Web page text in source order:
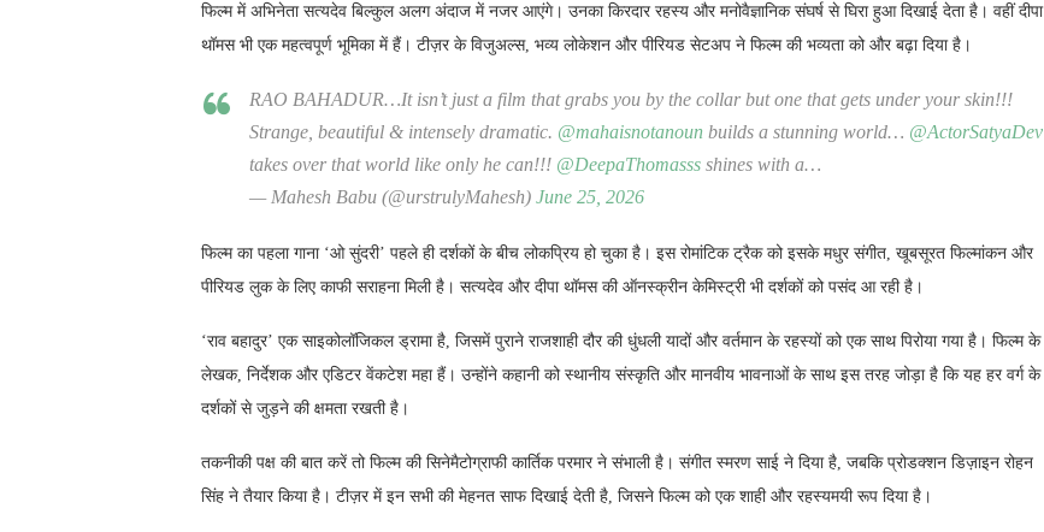
फिल्म में अभिनेता सत्यदेव बिल्कुल अलग अंदाज में नजर आएंगे। उनका किरदार रहस्य और मनोवैज्ञानिक संघर्ष से घिरा हुआ दिखाई देता है। वहीं दीपा
थॉमस भी एक महत्वपूर्ण भूमिका में हैं। टीज़र के विजुअल्स, भव्य लोकेशन और पीरियड सेटअप ने फिल्म की भव्यता को और बढ़ा दिया है।
RAO BAHADUR…It isn’t just a film that grabs you by the collar but one that gets under your skin!!!
Strange, beautiful & intensely dramatic. @mahaisnotanoun builds a stunning world… @ActorSatyaDev
takes over that world like only he can!!! @DeepaThomasss shines with a…
— Mahesh Babu (@urstrulyMahesh) June 25, 2026
फिल्म का पहला गाना ‘ओ सुंदरी’ पहले ही दर्शकों के बीच लोकप्रिय हो चुका है। इस रोमांटिक ट्रैक को इसके मधुर संगीत, खूबसूरत फिल्मांकन और
पीरियड लुक के लिए काफी सराहना मिली है। सत्यदेव और दीपा थॉमस की ऑनस्क्रीन केमिस्ट्री भी दर्शकों को पसंद आ रही है।
‘राव बहादुर’ एक साइकोलॉजिकल ड्रामा है, जिसमें पुराने राजशाही दौर की धुंधली यादों और वर्तमान के रहस्यों को एक साथ पिरोया गया है। फिल्म के
लेखक, निर्देशक और एडिटर वेंकटेश महा हैं। उन्होंने कहानी को स्थानीय संस्कृति और मानवीय भावनाओं के साथ इस तरह जोड़ा है कि यह हर वर्ग के
दर्शकों से जुड़ने की क्षमता रखती है।
तकनीकी पक्ष की बात करें तो फिल्म की सिनेमैटोग्राफी कार्तिक परमार ने संभाली है। संगीत स्मरण साई ने दिया है, जबकि प्रोडक्शन डिज़ाइन रोहन
सिंह ने तैयार किया है। टीज़र में इन सभी की मेहनत साफ दिखाई देती है, जिसने फिल्म को एक शाही और रहस्यमयी रूप दिया है।